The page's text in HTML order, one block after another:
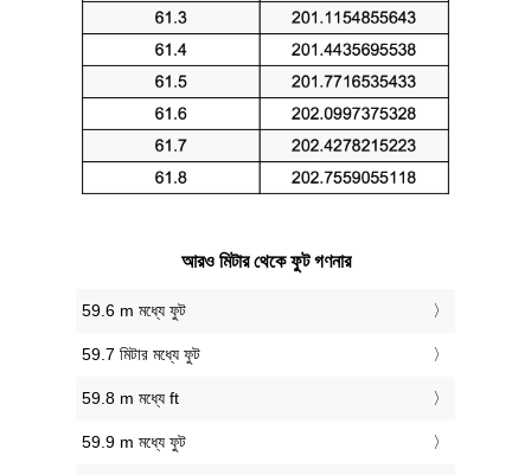
আরও মিটার থেকে ফুট গণনার
59.6 m মধ্যে ফুট
59.7 মিটার মধ্যে ফুট
59.8 m মধ্যে ft
59.9 m মধ্যে ফুট